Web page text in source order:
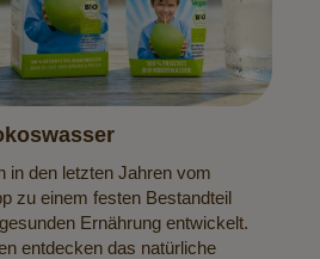
in den letzten Jahren vom
zu einem festen Bestandteil
Ernährung entwickelt.
entdecken das natürliche